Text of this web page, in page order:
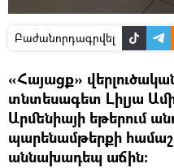
Բաժանորդագրվել
«Հայացք»
տնտեսագետ Լիլյա
Արմենիայի եթերում
պարենամթերքի
աննախադեպ աճին։